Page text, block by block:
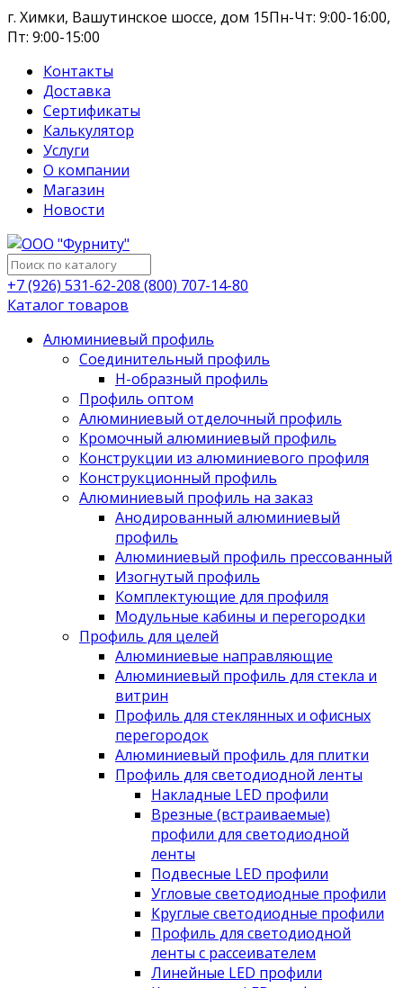
г. Химки, Вашутинское шоссе, дом 15Пн-Чт: 9:00-16:00,
Пт: 9:00-15:00
Контакты
Доставка
Сертификаты
Калькулятор
Услуги
О компании
Магазин
Новости
+7 (926) 531-62-208 (800) 707-14-80
Каталог товаров
Алюминиевый профиль
Соединительный профиль
Н-образный профиль
Профиль оптом
Алюминиевый отделочный профиль
Кромочный алюминиевый профиль
Конструкции из алюминиевого профиля
Конструкционный профиль
Алюминиевый профиль на заказ
Анодированный алюминиевый
профиль
Алюминиевый профиль прессованный
Изогнутый профиль
Комплектующие для профиля
Модульные кабины и перегородки
Профиль для целей
Алюминиевые направляющие
Алюминиевый профиль для стекла и
витрин
Профиль для стеклянных и офисных
перегородок
Алюминиевый профиль для плитки
Профиль для светодиодной ленты
Накладные LED профили
Врезные (встраиваемые)
профили для светодиодной
ленты
Подвесные LED профили
Угловые светодиодные профили
Круглые светодиодные профили
Профиль для светодиодной
ленты с рассеивателем
Линейные LED профили